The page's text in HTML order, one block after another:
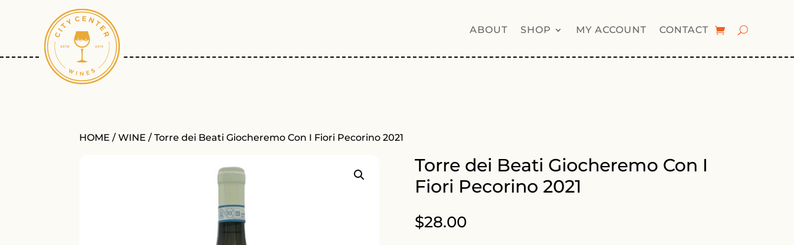
ABOUT SHOP MY ACCOUNT CONTACT
HOME /WINE / Torre dei Beati Giocheremo Con I Fiori Pecorino 2021
Torre dei Beati Giocheremo Con I
Fiori Pecorino 2021
$28.00